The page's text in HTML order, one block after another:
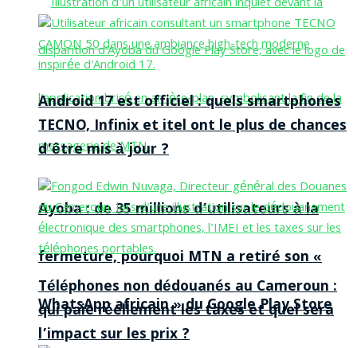
Ayoba : de 35 millions d’utilisateurs à la
fermeture, pourquoi MTN a retiré son «
WhatsApp africain » du Google Play Store
Android 17 est officiel : quels smartphones
TECNO, Infinix et itel ont le plus de chances
d’être mis à jour ?
Téléphones non dédouanés au Cameroun :
qui paie réellement les taxes et quel sera
l’impact sur les prix ?